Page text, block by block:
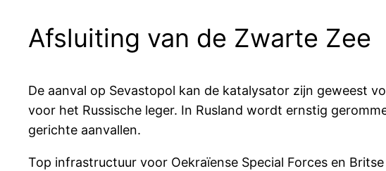
Afsluiting van de Zwarte Zee
De aanval op Sevastopol kan de katalysator zijn geweest
voor het Russische leger. In Rusland wordt ernstig
gerichte aanvallen.
Top infrastructuur voor Oekraïense Special Forces en